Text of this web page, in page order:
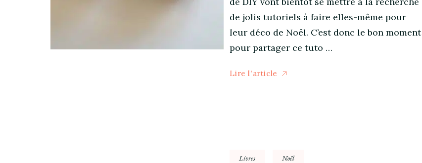
de jolis tutoriels à faire elles-même pour
leur déco de Noël. C’est donc le bon moment
pour partager ce tuto …
Lire l'article
Livres Noël